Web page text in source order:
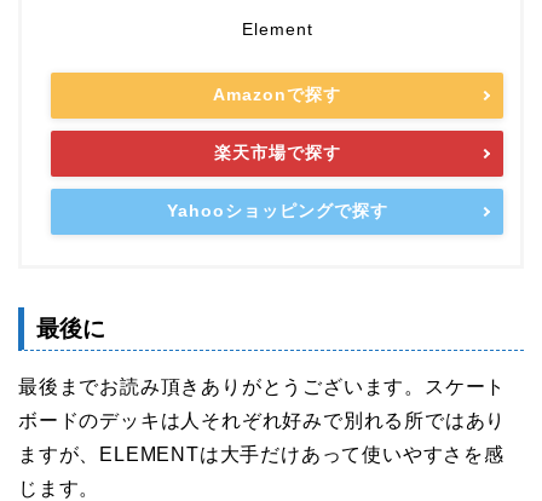
Element
Amazonで探す
楽天市場で探す
Yahooショッピングで探す
最後に
最後までお読み頂きありがとうございます。スケート
ボードのデッキは人それぞれ好みで別れる所ではあり
ますが、ELEMENTは大手だけあって使いやすさを感
じます。